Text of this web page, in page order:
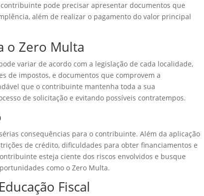
pode precisar apresentar documentos que
além de realizar o pagamento do valor principal
o Zero Multa
variar de acordo com a legislação de cada localidade,
de impostos, e documentos que comprovem a
que o contribuinte mantenha toda a sua
de solicitação e evitando possíveis contratempos.
consequências para o contribuinte. Além da aplicação
de crédito, dificuldades para obter financiamentos e
esteja ciente dos riscos envolvidos e busque
como o Zero Multa.
Fiscal